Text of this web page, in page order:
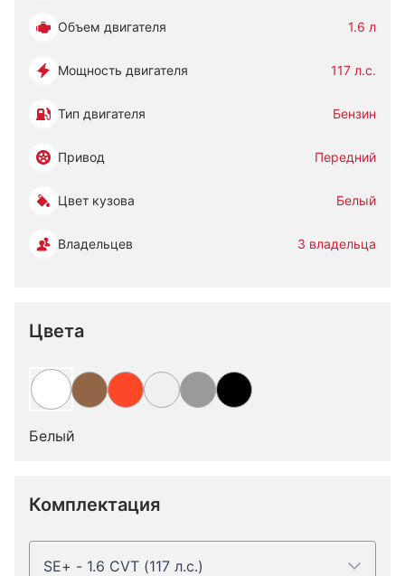
Объем двигателя 1.6 л
Мощность двигателя 117 л.с.
Тип двигателя Бензин
Привод Передний
Цвет кузова Белый
Владельцев 3 владельца
Цвета
Белый
Комплектация
SE+ - 1.6 CVT (117 л.с.)